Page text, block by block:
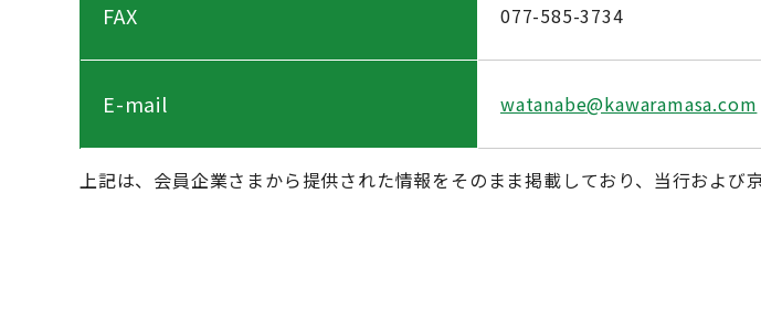
FAX 077-585-3734
E-mail watanabe@kawaramasa.com
上記は、会員企業さまから提供された情報をそのまま掲載しており、当行および